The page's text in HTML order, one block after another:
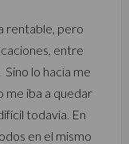
rentable, pero
entre
lo hacía me
me iba a quedar
todavía. En
en el mismo